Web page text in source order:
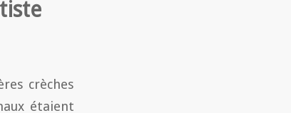
crèches
étaient